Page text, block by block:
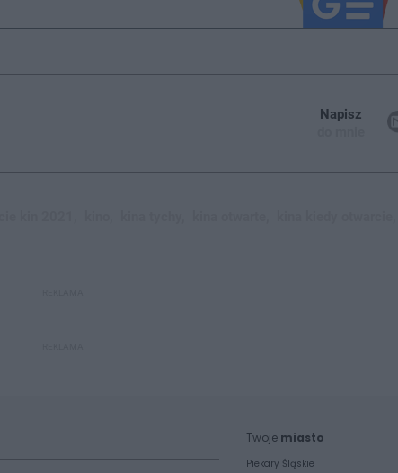
Napisz
Twoje miasto
Piekary Śląskie